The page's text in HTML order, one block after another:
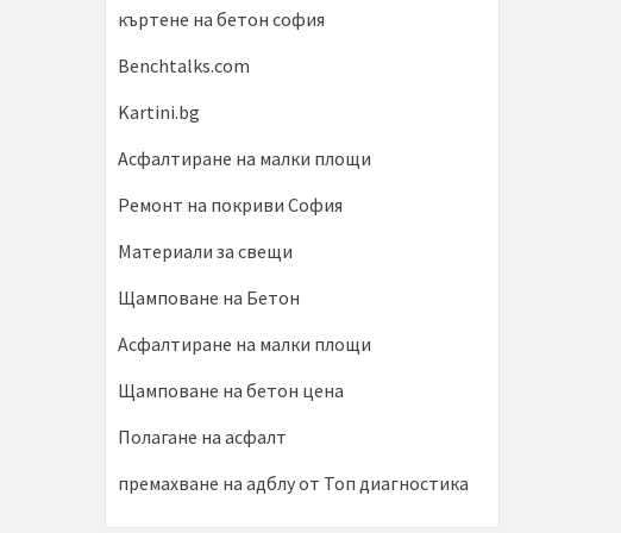
къртене на бетон софия
Benchtalks.com
Kartini.bg
Асфалтиране на малки площи
Ремонт на покриви София
Материали за свещи
Щамповане на Бетон
Асфалтиране на малки площи
Щамповане на бетон цена
Полагане на асфалт
премахване на адблу от Топ диагностика